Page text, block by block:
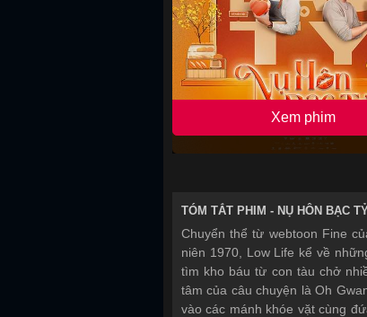
Xem phim
TÓM TẮT PHIM - NỤ HÔN BẠC
Chuyển thể từ webtoon Fine
niên 1970, Low Life kể về
tìm kho báu từ con tàu chở
tâm của câu chuyện là Oh
vào các mánh khóe vặt cùng